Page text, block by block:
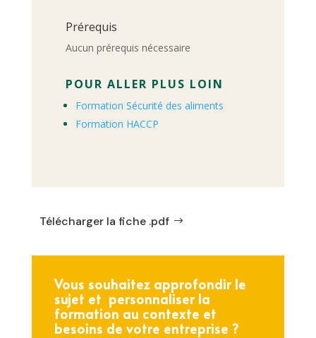
Prérequis
Aucun prérequis nécessaire
POUR ALLER PLUS LOIN
Formation Sécurité des aliments
Formation HACCP
Télécharger la fiche .pdf
Vous souhaitez approfondir le
sujet et personnaliser la
formation au contexte et
besoins de votre entreprise ?